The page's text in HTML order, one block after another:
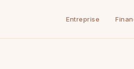
Entreprise